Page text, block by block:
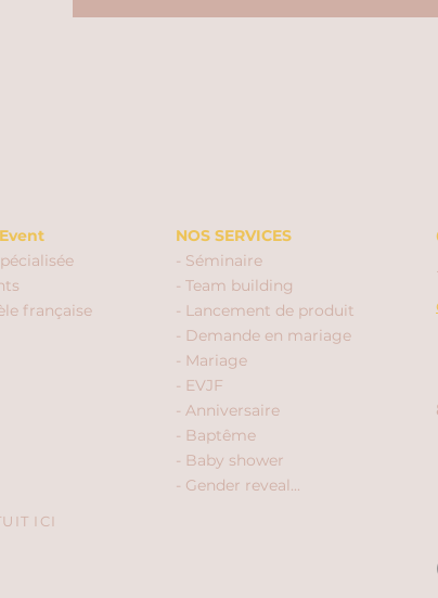
française
ICI
NOS SERVICES
- Séminaire
- Team building
- Lancement de produit
- Demande en mariage
- Mariage
- EVJF
- Anniversaire
- Baptême
- Baby shower
- Gender reveal...